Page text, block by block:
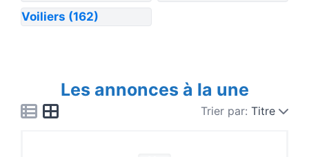
Voiliers (162)
Les annonces à la une
Trier par: Titre